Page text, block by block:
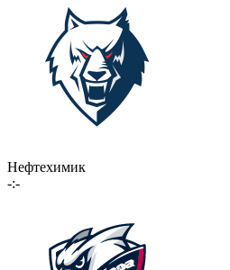
Нефтехимик
-:-